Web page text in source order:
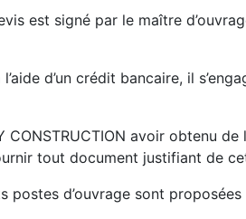
est signé par le maître
d’un crédit bancaire, il
avoir obtenu
tout document justifiant de
d’ouvrage sont